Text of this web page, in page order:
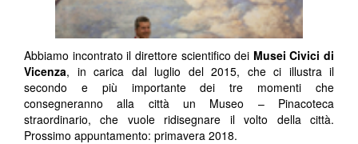
Abbiamo incontrato il direttore scientifico dei Musei Civici di
Vicenza, in carica dal luglio del 2015, che ci illustra il
secondo e più importante dei tre momenti che
consegneranno alla città un Museo – Pinacoteca
straordinario, che vuole ridisegnare il volto della città.
Prossimo appuntamento: primavera 2018.